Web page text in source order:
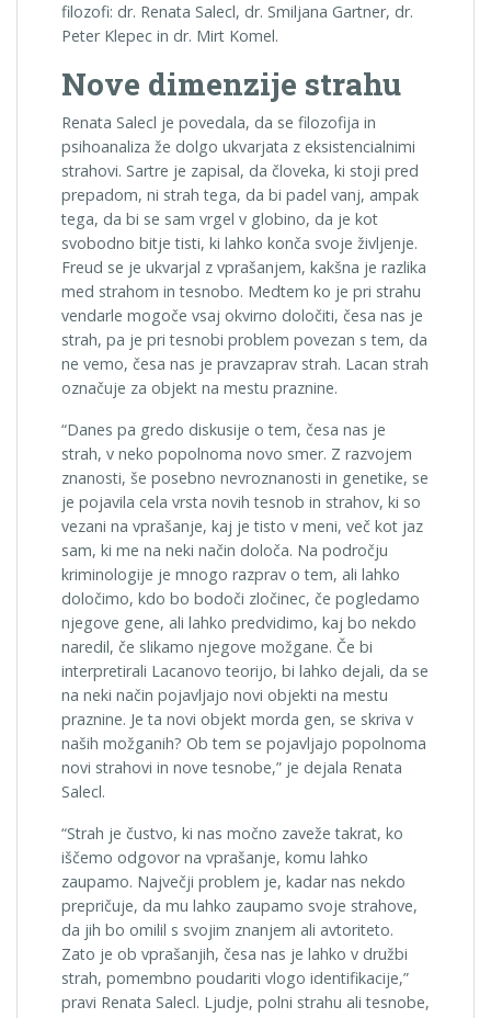
filozofi: dr. Renata Salecl, dr. Smiljana Gartner, dr.
Peter Klepec in dr. Mirt Komel.
Nove dimenzije strahu
Renata Salecl je povedala, da se filozofija in
psihoanaliza že dolgo ukvarjata z eksistencialnimi
strahovi. Sartre je zapisal, da človeka, ki stoji pred
prepadom, ni strah tega, da bi padel vanj, ampak
tega, da bi se sam vrgel v globino, da je kot
svobodno bitje tisti, ki lahko konča svoje življenje.
Freud se je ukvarjal z vprašanjem, kakšna je razlika
med strahom in tesnobo. Medtem ko je pri strahu
vendarle mogoče vsaj okvirno določiti, česa nas je
strah, pa je pri tesnobi problem povezan s tem, da
ne vemo, česa nas je pravzaprav strah. Lacan strah
označuje za objekt na mestu praznine.
“Danes pa gredo diskusije o tem, česa nas je
strah, v neko popolnoma novo smer. Z razvojem
znanosti, še posebno nevroznanosti in genetike, se
je pojavila cela vrsta novih tesnob in strahov, ki so
vezani na vprašanje, kaj je tisto v meni, več kot jaz
sam, ki me na neki način določa. Na področju
kriminologije je mnogo razprav o tem, ali lahko
določimo, kdo bo bodoči zločinec, če pogledamo
njegove gene, ali lahko predvidimo, kaj bo nekdo
naredil, če slikamo njegove možgane. Če bi
interpretirali Lacanovo teorijo, bi lahko dejali, da se
na neki način pojavljajo novi objekti na mestu
praznine. Je ta novi objekt morda gen, se skriva v
naših možganih? Ob tem se pojavljajo popolnoma
novi strahovi in nove tesnobe,” je dejala Renata
Salecl.
“Strah je čustvo, ki nas močno zaveže takrat, ko
iščemo odgovor na vprašanje, komu lahko
zaupamo. Največji problem je, kadar nas nekdo
prepričuje, da mu lahko zaupamo svoje strahove,
da jih bo omilil s svojim znanjem ali avtoriteto.
Zato je ob vprašanjih, česa nas je lahko v družbi
strah, pomembno poudariti vlogo identifikacije,”
pravi Renata Salecl. Ljudje, polni strahu ali tesnobe,